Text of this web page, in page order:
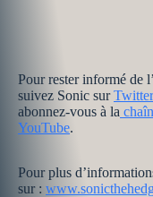
Pour rester informé de
suivez Sonic surTwitter
abonnez-vous à la
YouTube.
Pour plus
sur :